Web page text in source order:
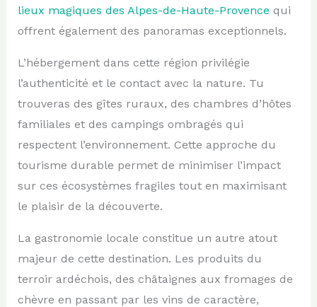
lieux magiques des Alpes-de-Haute-Provence qui
offrent également des panoramas exceptionnels.
L’hébergement dans cette région privilégie
l’authenticité et le contact avec la nature. Tu
trouveras des gîtes ruraux, des chambres d’hôtes
familiales et des campings ombragés qui
respectent l’environnement. Cette approche du
tourisme durable permet de minimiser l’impact
sur ces écosystèmes fragiles tout en maximisant
le plaisir de la découverte.
La gastronomie locale constitue un autre atout
majeur de cette destination. Les produits du
terroir ardéchois, des châtaignes aux fromages de
chèvre en passant par les vins de caractère,